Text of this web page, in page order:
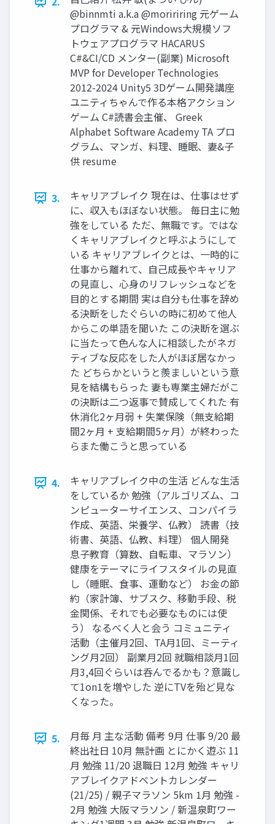
@binnmti a.k.a @moririring 元ゲーム
プログラマ & 元Windows大規模ソフ
トウェアプログラマ HACARUS
C#&CI/CD メンター(副業) Microsoft
MVP for Developer Technologies
2012-2024 Unity5 3Dゲーム開発講座
ユニティちゃんで作る本格アクション
ゲーム C#読書会主催、 Greek
Alphabet Software Academy TA プロ
グラム、マンガ、料理、睡眠、妻&子
供 resume
3.
キャリアブレイク 現在は、仕事はせず
に、収入もほぼない状態。 毎日主に勉
強をしている ただ、無職です。ではな
くキャリアブレイクと呼ぶようにして
いる キャリアブレイクとは、一時的に
仕事から離れて、自己成長やキャリア
の見直し、心身のリフレッシュなどを
目的とする期間 実は自分も仕事を辞め
る決断をしたぐらいの時に初めて他人
からこの単語を聞いた この決断を選ぶ
に当たって色んな人に相談したがネガ
ティブな反応をした人がほぼ居なかっ
た どちらかというと羨ましいという意
見を結構もらった 妻も専業主婦だがこ
の決断は二つ返事で賛成してくれた 有
休消化2ヶ月弱 + 失業保険（無支給期
間2ヶ月 + 支給期間5ヶ月）が終わった
らまた働こうと思っている
4.
キャリアブレイク中の生活 どんな生活
をしているか 勉強（アルゴリズム、コ
ンピューターサイエンス、コンパイラ
作成、英語、栄養学、仏教） 読書（技
術書、英語、仏教、料理） 個人開発
息子教育（算数、自転車、マラソン）
健康をテーマにライフスタイルの見直
し（睡眠、食事、運動など） お金の節
約（家計簿、サブスク、移動手段、税
金関係、それでも必要なものには使
う） なるべく人と会う コミュニティ
活動（主催月2回、TA月1回、ミーティ
ング月2回） 副業月2回 就職相談月1回
月3,4回ぐらいは呑んでるかも？意識し
て1on1を増やした 逆にTVを殆ど見な
くなった。
5.
月毎 月 主な活動 備考 9月 仕事 9/20 最
終出社日 10月 無計画 とにかく遊ぶ 11
月 勉強 11/20 退職日 12月 勉強 キャリ
アブレイクアドベントカレンダー
(21/25) / 親子マラソン 5km 1月 勉強 -
2月 勉強 大阪マラソン / 新温泉町ワー